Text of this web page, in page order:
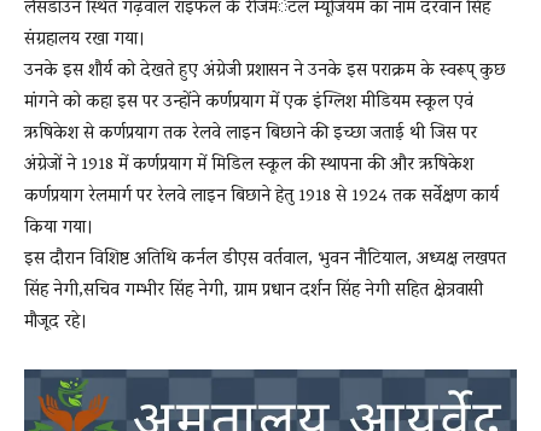
लैंसडाउन स्थित गढ़वाल राइफल के रेजिमंेटल म्यूजियम का नाम दरवान सिंह
संग्रहालय रखा गया।
उनके इस शौर्य को देखते हुए अंग्रेजी प्रशासन ने उनके इस पराक्रम के स्वरूप् कुछ
मांगने को कहा इस पर उन्होंने कर्णप्रयाग में एक इंग्लिश मीडियम स्कूल एवं
ऋषिकेश से कर्णप्रयाग तक रेलवे लाइन बिछाने की इच्छा जताई थी जिस पर
अंग्रेजों ने 1918 में कर्णप्रयाग में मिडिल स्कूल की स्थापना की और ऋषिकेश
कर्णप्रयाग रेलमार्ग पर रेलवे लाइन बिछाने हेतु 1918 से 1924 तक सर्वेक्षण कार्य
किया गया।
इस दौरान विशिष्ट अतिथि कर्नल डीएस वर्तवाल, भुवन नौटियाल, अध्यक्ष लखपत
सिंह नेगी,सचिव गम्भीर सिंह नेगी, ग्राम प्रधान दर्शन सिंह नेगी सहित क्षेत्रवासी
मौजूद रहे।